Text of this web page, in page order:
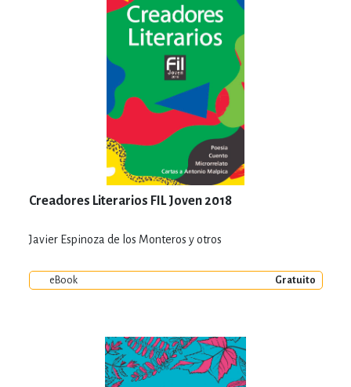
Creadores Literarios FIL Joven 2018
Javier Espinoza de los Monteros y otros
eBook Gratuito